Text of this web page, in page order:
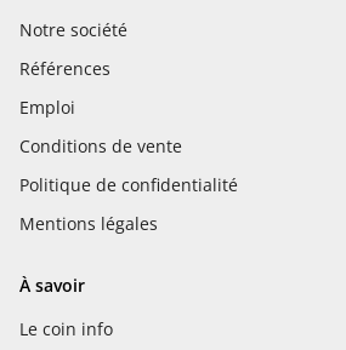
Notre société
Références
Emploi
Conditions de vente
Politique de confidentialité
Mentions légales
À savoir
Le coin info